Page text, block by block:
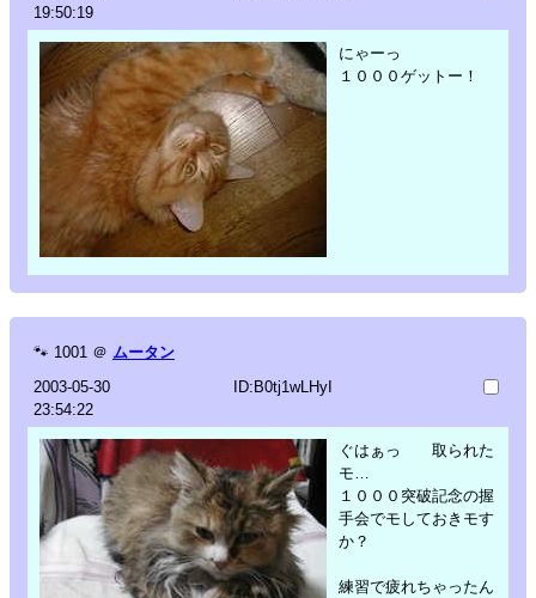
19:50:19
にゃーっ
１０００ゲットー！
🐾 1001 ＠ ムータン
2003-05-30
23:54:22
ID:B0tj1wLHyI
ぐはぁっ 取られた
モ…
１０００突破記念の握
手会でモしておきモす
か？
練習で疲れちゃったん